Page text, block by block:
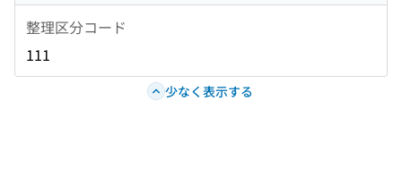
整理区分コード
111
少なく表示する